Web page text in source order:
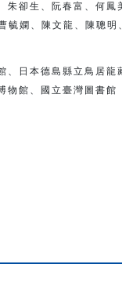
朱卻生、阮春富、何鳳
毓嫻、陳文龍、陳聰明
、日本德島縣立鳥居龍
物館、國立臺灣圖書館